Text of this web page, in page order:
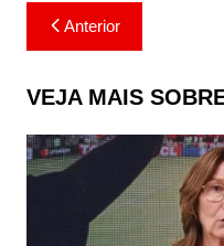
Navegação
de
Post
Anterior
VEJA MAIS